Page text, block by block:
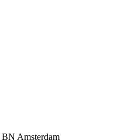
BN Amsterdam